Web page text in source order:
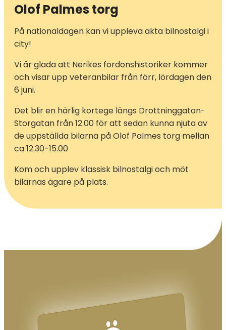
Olof Palmes torg
På nationaldagen kan vi uppleva äkta bilnostalgi i
city!
Vi är glada att Nerikes fordonshistoriker kommer
och visar upp veteranbilar från förr, lördagen den
6 juni.
Det blir en härlig kortege längs Drottninggatan-
Storgatan från 12.00 för att sedan kunna njuta av
de uppställda bilarna på Olof Palmes torg mellan
ca 12.30-15.00
Kom och upplev klassisk bilnostalgi och möt
bilarnas ägare på plats.